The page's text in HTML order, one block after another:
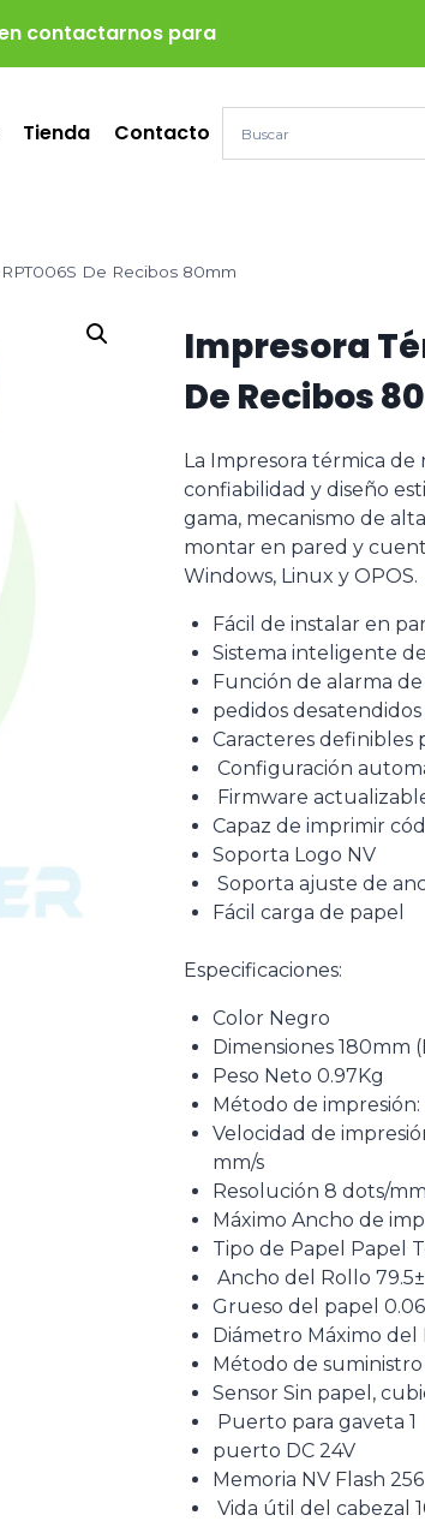
contactarnos para más inform
Tienda Contacto
De Recibos 80mm
Impresora
De Recibos
La Impresora térmica de
confiabilidad y diseño
gama, mecanismo de
montar en pared y
Windows, Linux y OPOS.
Fácil de instalar en
Sistema inteligente
Función de alarma
pedidos desatendidos
Caracteres definibles
Configuración
Firmware
Capaz de imprimir
Soporta Logo NV
Soporta ajuste de
Fácil carga de papel
Especificaciones:
Color Negro
Dimensiones 180mm
Peso Neto 0.97Kg
Método de
Velocidad de
mm/s
Resolución 8 dots/
Máximo Ancho de
Tipo de Papel Papel
Ancho del Rollo
Grueso del papel
Diámetro Máximo
Método de
Sensor Sin papel,
Puerto para gaveta 1
puerto DC 24V
Memoria NV Flash
Vida útil del cabezal